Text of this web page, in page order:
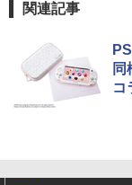
関連記事
同
コ